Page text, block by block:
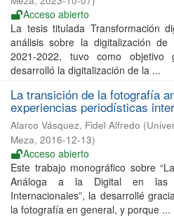
Acceso abierto
La tesis titulada Transformación
análisis sobre la digitalización
2021-2022, tuvo como objetivo
desarrolló la digitalización de la ...
La transición de la fotografía
experiencias periodísticas
Alarco Vásquez, Fidel Alfredo (
Meza, 2016-12-13)
Acceso abierto
Este trabajo monográfico sobre
Análoga a la Digital en las
Internacionales”, la desarrollé
la fotografía en general, y porque ...